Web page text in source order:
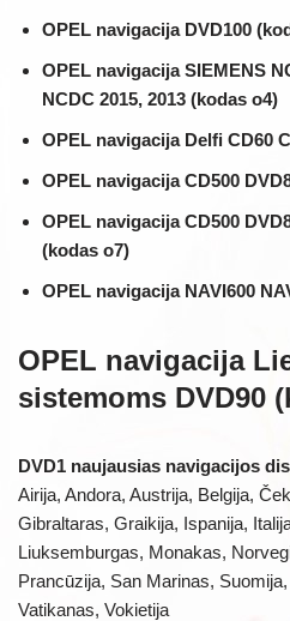
OPEL navigacija DVD100
OPEL navigacija SIEMENS
NCDC 2015, 2013 (kodas o4)
OPEL navigacija Delfi CD60
OPEL navigacija CD500
OPEL navigacija CD500
(kodas o7)
OPEL navigacija NAVI600
OPEL navigacija
sistemoms DVD90
DVD1 naujausias navigacijos
Airija, Andora, Austrija, Belgija,
Gibraltaras, Graikija, Ispanija,
Liuksemburgas, Monakas,
Prancūzija, San Marinas,
Vatikanas, Vokietija